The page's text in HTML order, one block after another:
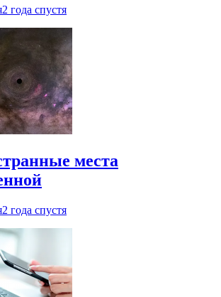
2 года спустя
места
2 года спустя